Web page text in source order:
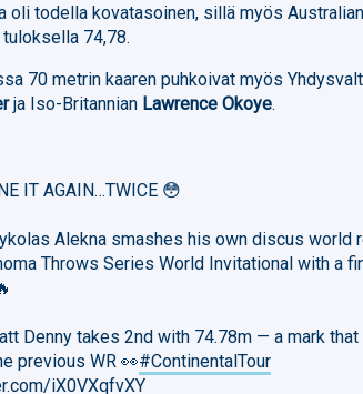
oli todella kovatasoinen, sillä myös
tuloksella 74,78.
70 metrin kaaren puhkoivat myös
ja Iso-Britannian Lawrence Okoye.
IT AGAIN…TWICE 😳
Alekna smashes his own discus world
Throws Series World Invitational with a
Denny takes 2nd with 74.78m — a mark that
previous WR 👀#ContinentalTour
iX0VXqfvXY